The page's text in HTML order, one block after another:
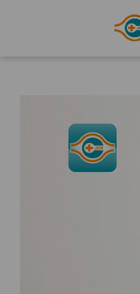
網
號
系